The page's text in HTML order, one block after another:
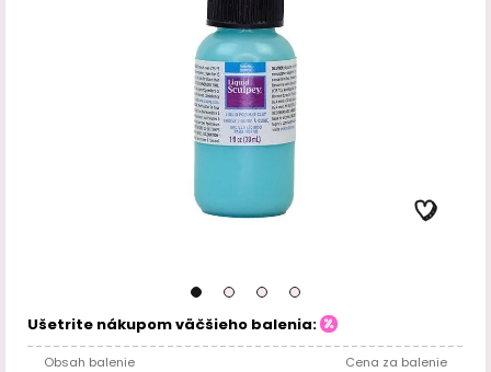
Ušetrite nákupom väčšieho balenia:
Obsah balenie Cena za balenie